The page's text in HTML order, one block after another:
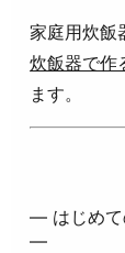
家庭用炊飯
炊飯器で作
ます。
― はじめて
―